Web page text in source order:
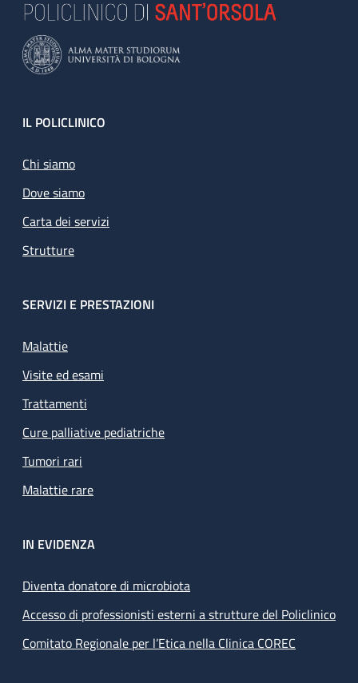
Footer
IL POLICLINICO
Chi siamo
Dove siamo
Carta dei servizi
Strutture
SERVIZI E PRESTAZIONI
Malattie
Visite ed esami
Trattamenti
Cure palliative pediatriche
Tumori rari
Malattie rare
IN EVIDENZA
Diventa donatore di microbiota
Accesso di professionisti esterni a strutture del Policlinico
Comitato Regionale per l’Etica nella Clinica COREC